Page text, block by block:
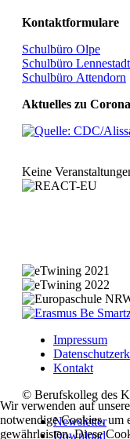
Kontaktformulare
Schulbüro Olpe
Schulbüro Lennestadt
Schulbüro Attendorn
Aktuelles zu Corona
Keine
Impressum
Kontakt
© Berufskolleg des
Newsletter
Download
Wir verwenden auf
notwendige Cookies, um
gewährleisten. Diese